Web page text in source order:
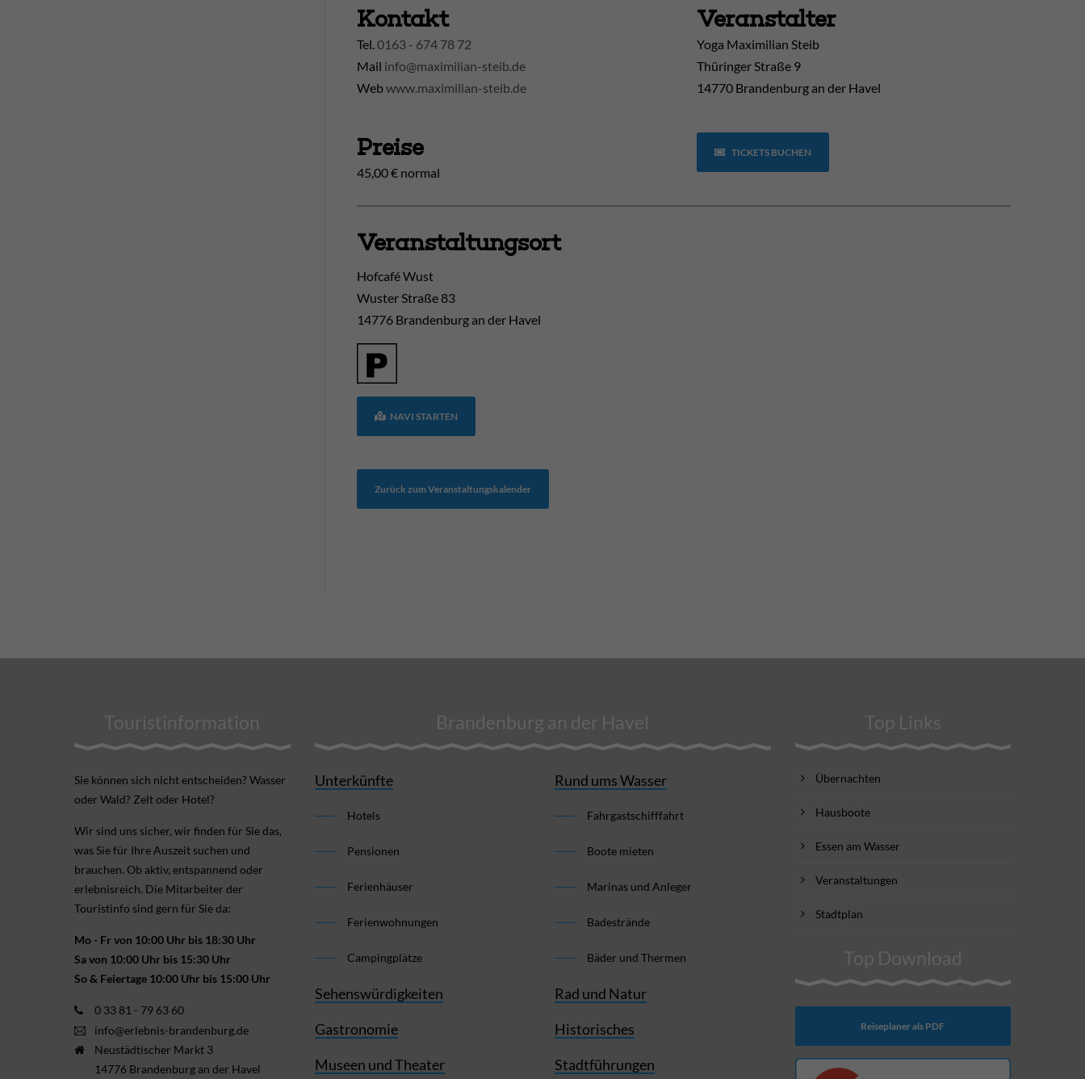
Kontakt
Tel. 0163 - 674 78 72
Mail info@maximilian-steib.de
Webwww.maximilian-steib.de
Veranstalter
Yoga Maximilian Steib
Thüringer Straße 9
14770 Brandenburg an der Havel
Preise
45,00 € normal
TICKETS BUCHEN
Veranstaltungsort
Hofcafé Wust
Wuster Straße 83
14776 Brandenburg an der Havel
NAVI STARTEN
Zurück zum Veranstaltungskalender
Touristinformation
Sie können sich nicht ent­scheiden? Wasser
oder Wald? Zelt oder Hotel?
Wir sind uns sicher, wir finden für Sie das,
was Sie für Ihre Aus­zeit suchen und
brauchen. Ob aktiv, ent­spannend oder
erlebnis­reich. Die Mitarbeiter der
Touristinfo sind gern für Sie da:
Mo - Fr von 10:00 Uhr bis 18:30 Uhr
Sa von 10:00 Uhr bis 15:30 Uhr
So & Feiertage 10:00 Uhr bis 15:00 Uhr
0 33 81 - 79 63 60
info@erlebnis-brandenburg.de
Neustädtischer Markt 3
14776 Brandenburg an der Havel
Brandenburg an der Havel
Unterkünfte
Hotels
Pensionen
Ferienhäuser
Ferienwohnungen
Campingplätze
Sehenswürdigkeiten
Gastronomie
Museen und Theater
Rund ums Wasser
Fahrgastschifffahrt
Boote mieten
Marinas und Anleger
Badestrände
Bäder und Thermen
Rad und Natur
Historisches
Stadtführungen
Top Links
Übernachten
Hausboote
Essen am Wasser
Veranstaltungen
Stadtplan
Top Download
Reiseplaner als PDF